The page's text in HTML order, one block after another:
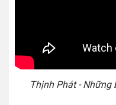
Thịnh Phát -